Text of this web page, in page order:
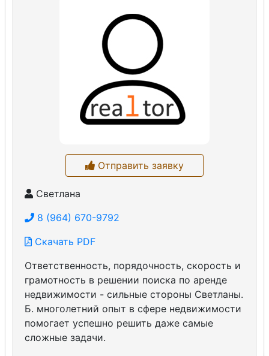
Отправить заявку
Светлана
8 (964) 670-9792
Скачать PDF
Ответственность, порядочность, скорость и
грамотность в решении поиска по аренде
недвижимости - сильные стороны Светланы.
Б. многолетний опыт в сфере недвижимости
помогает успешно решить даже самые
сложные задачи.